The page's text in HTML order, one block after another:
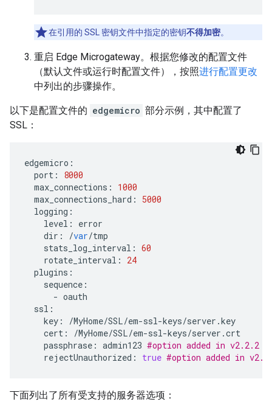
在引用的 SSL 密钥文件中指定的密钥不得加密。
重启 Edge Microgateway。根据您修改的配置文件
（默认文件或运行时配置文件），按照进行配置更改
中列出的步骤操作。
以下是配置文件的 edgemicro 部分示例，其中配置了
SSL：
edgemicro :
port :
8000
max_connections :
1000
max_connections_hard :
5000
logging :
level :
error
dir : /var/tmp
stats_log_interval : 60
rotate_interval :
24
plugins :
sequence :
- oauth
ssl :
key : /MyHome/SSL/em-ssl-keys/server .key
cert : /MyHome/SSL/em-ssl-keys/server .crt
passphrase : admin123 #option added in v2.2.2
rejectUnauthorized : true #option added in
下面列出了所有受支持的服务器选项：